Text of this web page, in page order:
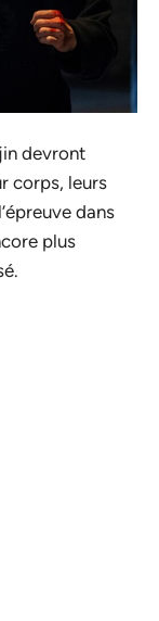
devront
corps, leurs
dans
plus